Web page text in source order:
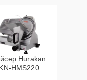
Hurakan
HMS220